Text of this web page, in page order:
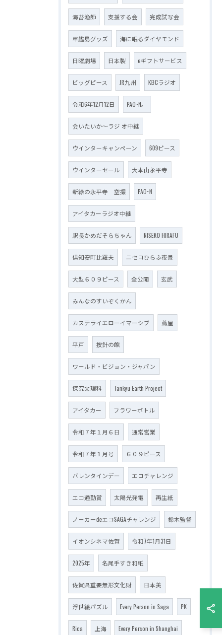
海苔漁師 支援する会 完成試写会
軍艦島グッズ 海に眠るダイヤモンド
日曜劇場 日本製 eギフトサービス
ビッグピース JR九州 KBCラジオ
令和6年12月12日 PAO~N。
会いたいか～ラジ オ中継
ウインターキャンペーン 609ピース
ウインターセール 大本山永平寺
新緑の永平寺 空撮 PAO~N
アイタカーラジオ中継
駅長かめだそらちゃん NISEKO HIRAFU
倶知安町比羅夫 ニセコひらふ夜景
大型６０９ピース 全公開 玄武
みんなのすいぞくかん
カステライエローイマーシブ 蔦屋
平戸 按針の館
ワールド・ビジョン・ジャパン
探究文理科 Tankyu Earth Project
アイタカー フラワーボトル
令和７年１月６日 通常営業
令和７年１月号 ６０９ピース
バレンタインデー エコチャレンジ
エコ通勤賞 太陽光発電 再生紙
ノーカーdeエコSAGAチャレンジ 鈴木監督
イオンシネマ佐賀 令和7年1月31日
2025年 名尾手すき和紙
佐賀県重要無形文化財 日本美
浮世絵パズル Every Person in Saga PK
Rica 上海 Every Person in Shanghai